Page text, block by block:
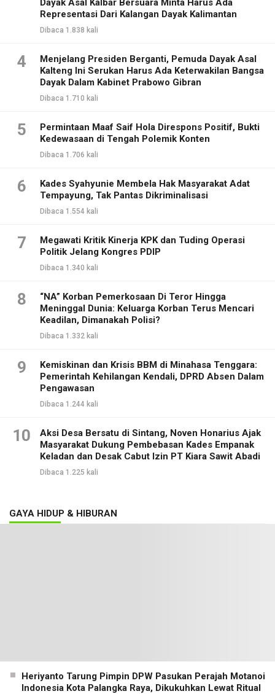
Dayak Asal Kalbar Bersuara Minta Harus Ada
Representasi Dari Kalangan Dayak Kalimantan
Dibaca 1.838 kali
4
Menjelang Presiden Berganti, Pemuda Dayak Asal
Kalteng Ini Serukan Harus Ada Keterwakilan Bangsa
Dayak Dalam Kabinet Prabowo Gibran
Dibaca 1.710 kali
5
Permintaan Maaf Saif Hola Direspons Positif, Bukti
Kedewasaan di Tengah Polemik Konten
Dibaca 1.706 kali
6
Kades Syahyunie Membela Hak Masyarakat Adat
Tempayung, Tak Pantas Dikriminalisasi
Dibaca 1.554 kali
7
Megawati Kritik Kinerja KPK dan Tuding Operasi
Politik Jelang Kongres PDIP
Dibaca 1.340 kali
8
“NA” Korban Pemerkosaan Di Teror Hingga
Meninggal Dunia: Keluarga Korban Terus Mencari
Keadilan, Dimanakah Polisi?
Dibaca 1.332 kali
9
Kemiskinan dan Krisis BBM di Minahasa Tenggara:
Pemerintah Kehilangan Kendali, DPRD Absen Dalam
Pengawasan
Dibaca 1.244 kali
10
Aksi Desa Bersatu di Sintang, Noven Honarius Ajak
Masyarakat Dukung Pembebasan Kades Empanak
Keladan dan Desak Cabut Izin PT Kiara Sawit Abadi
Dibaca 1.225 kali
GAYA HIDUP & HIBURAN
Heriyanto Tarung Pimpin DPW Pasukan Perajah Motanoi
Indonesia Kota Palangka Raya, Dikukuhkan Lewat Ritual